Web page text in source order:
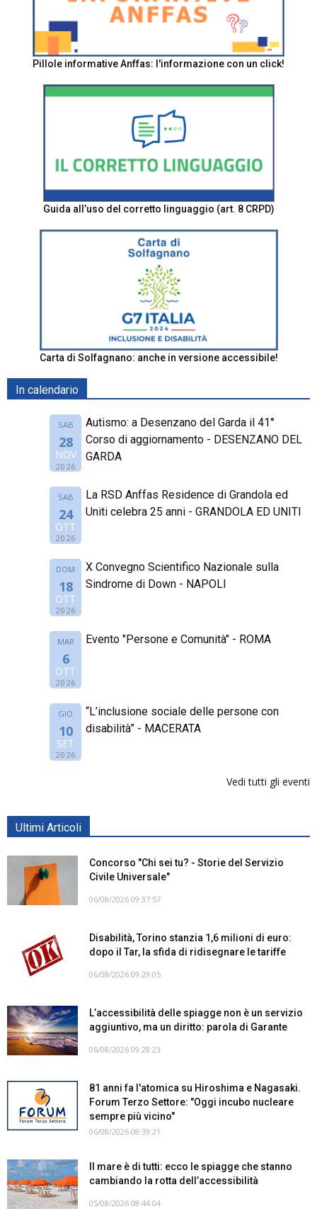
Pillole informative Anffas: l'informazione con un click!
Guida all’uso del corretto linguaggio (art. 8 CRPD)
Carta di Solfagnano: anche in versione accessibile!
In calendario
SAB
28
NOV
2026
Autismo: a Desenzano del Garda il 41°
Corso di aggiornamento - DESENZANO DEL
GARDA
SAB
24
OTT
2026
La RSD Anffas Residence di Grandola ed
Uniti celebra 25 anni - GRANDOLA ED UNITI
DOM
18
OTT
2026
X Convegno Scientifico Nazionale sulla
Sindrome di Down - NAPOLI
MAR
6
OTT
2026
Evento "Persone e Comunità" - ROMA
GIO
10
SET
2026
“L’inclusione sociale delle persone con
disabilità” - MACERATA
Vedi tutti gli eventi
Ultimi Articoli
Concorso "Chi sei tu? - Storie del Servizio
Civile Universale"
06/08/2026 09:37:57
Disabilità, Torino stanzia 1,6 milioni di euro:
dopo il Tar, la sfida di ridisegnare le tariffe
06/08/2026 09:29:05
L’accessibilità delle spiagge non è un servizio
aggiuntivo, ma un diritto: parola di Garante
06/08/2026 09:28:23
81 anni fa l'atomica su Hiroshima e Nagasaki.
Forum Terzo Settore: "Oggi incubo nucleare
sempre più vicino"
06/08/2026 08:39:21
Il mare è di tutti: ecco le spiagge che stanno
cambiando la rotta dell’accessibilità
05/08/2026 08:44:04